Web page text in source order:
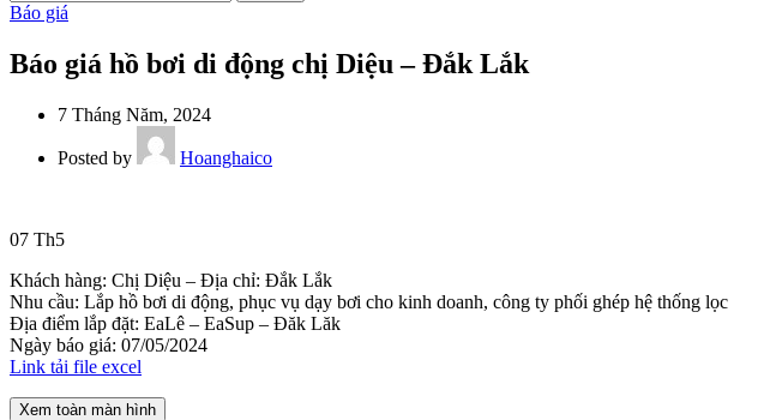
Báo giá
Báo giá hồ bơi di động chị Diệu – Đắk Lắk
7 Tháng Năm, 2024
Posted by Hoanghaico
07 Th5
Khách hàng: Chị Diệu – Địa chỉ: Đắk Lắk
Nhu cầu: Lắp hồ bơi di động, phục vụ dạy bơi cho kinh doanh, công ty phối ghép hệ thống lọc
Địa điểm lắp đặt: EaLê – EaSup – Đăk Lăk
Ngày báo giá: 07/05/2024
Link tải file excel
Xem toàn màn hình